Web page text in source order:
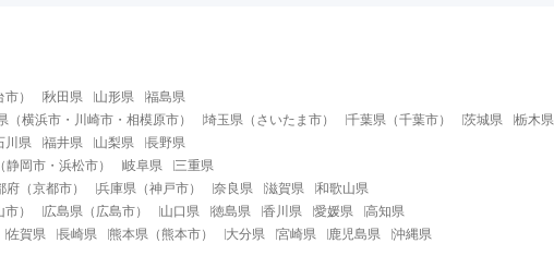
市） 秋田県 山形県 福島県
（横浜市 ・ 川崎市 ・ 相模原市） 埼玉県 （ さいたま市） 千葉県 （千葉市） 茨城県 栃木県
川県 福井県 山梨県 長野県
（静岡市 ・ 浜松市） 岐阜県 三重県
府 （京都市） 兵庫県 （神戸市） 奈良県 滋賀県 和歌山県
市） 広島県 （ 広島市） 山口県 徳島県 香川県 愛媛県 高知県
佐賀県 長崎県 熊本県 （熊本市） 大分県 宮崎県 鹿児島県 沖縄県